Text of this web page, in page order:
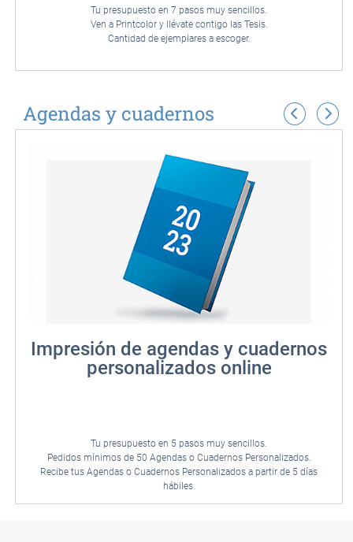
Tu presupuesto en 7 pasos muy sencillos.
Ven a Printcolor y llévate contigo las Tesis.
Cantidad de ejemplares a escoger.
Agendas y cuadernos
Impresión de agendas y cuadernos
personalizados online
Tu presupuesto en 5 pasos muy sencillos.
Pedidos mínimos de 50 Agendas o Cuadernos Personalizados.
Recibe tus Agendas o Cuadernos Personalizados a partir de 5 días
hábiles.